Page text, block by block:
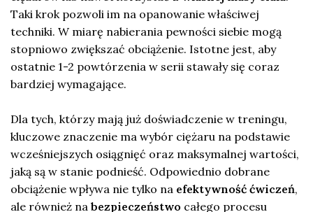
Taki krok pozwoli im na opanowanie właściwej
techniki. W miarę nabierania pewności siebie mogą
stopniowo zwiększać obciążenie. Istotne jest, aby
ostatnie 1-2 powtórzenia w serii stawały się coraz
bardziej wymagające.
Dla tych, którzy mają już doświadczenie w treningu,
kluczowe znaczenie ma wybór ciężaru na podstawie
wcześniejszych osiągnięć oraz maksymalnej wartości,
jaką są w stanie podnieść. Odpowiednio dobrane
obciążenie wpływa nie tylko na efektywność ćwiczeń,
ale również na bezpieczeństwo całego procesu